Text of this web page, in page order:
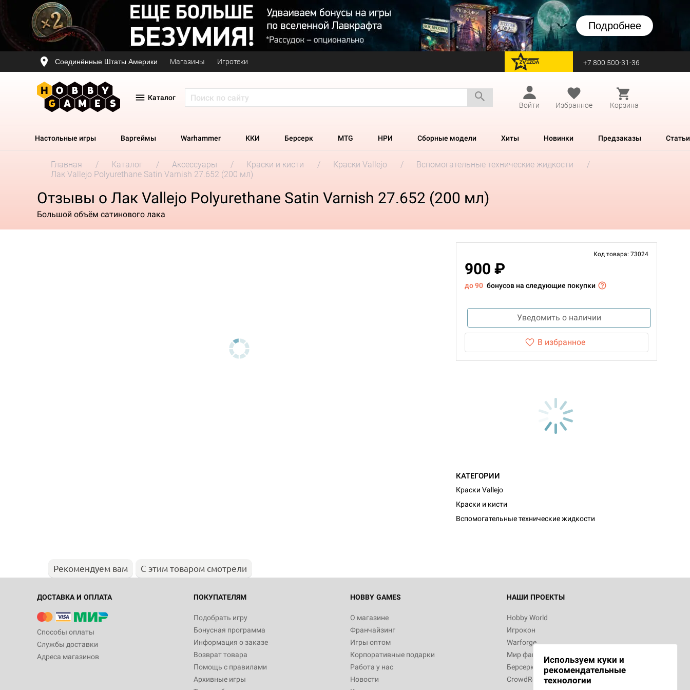
Подробнее
Соединённые Штаты Америки Магазины Игротеки перейти на Zvezda +7 800 500-31-36
Каталог
Войти
Избранное Корзина
Настольные игры Варгеймы Warhammer ККИ Берсерк MTG НРИ Сборные модели Хиты Новинки Предзаказы Статьи
Главная Каталог Аксессуары Краски и кисти Краски Vallejo
Вспомогательные технические жидкости
Лак Vallejo Polyurethane Satin Varnish 27.652 (200 мл)
Отзывы о Лак Vallejo Polyurethane Satin Varnish 27.652 (200 мл)
Большой объём сатинового лака
Код товара: 73024
900 ₽
до 90 бонусов на следующие покупки
Уведомить о наличии
В избранное
КАТЕГОРИИ
Краски Vallejo
Краски и кисти
Вспомогательные технические жидкости
Рекомендуем вам С этим товаром смотрели
ДОСТАВКА И ОПЛАТА
Способы оплаты
Службы доставки
Адреса магазинов
ПОКУПАТЕЛЯМ
Подобрать игру
Бонусная программа
Информация о заказе
Возврат товара
Помощь с правилами
Архивные игры
HOBBY GAMES
О магазине
Франчайзинг
Игры оптом
Корпоративные подарки
Работа у нас
Новости
НАШИ ПРОЕКТЫ
Hobby World
Игрокон
Warforge
Мир фантастики
Берсерк
CrowdRepublic
Используем куки и
рекомендательные
технологии